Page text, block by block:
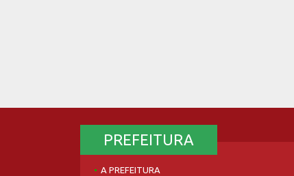
PREFEITURA
A PREFEITURA